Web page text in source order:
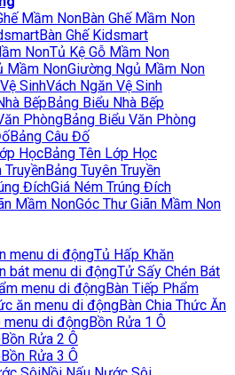
Bàn Ghế Mầm Non
Bàn Ghế Kidsmart
Tủ Kệ Gỗ Mầm Non
Giường Ngủ Mầm Non
Vách Ngăn Vệ Sinh
Bảng Biểu Nhà Bếp
Bảng Biểu Văn Phòng
Bảng Câu Đố
Bảng Tên Lớp Học
Bảng Tuyên Truyền
Giá Ném Trúng Đích
Góc Thư Giãn Mầm Non
Tủ Hấp Khăn
Tử Sấy Chén Bát
Bàn Tiếp Phẩm
Bàn Chia Thức Ăn
Bồn Rửa 1 Ô
Bồn Rửa 2 Ô
Bồn Rửa 3 Ô